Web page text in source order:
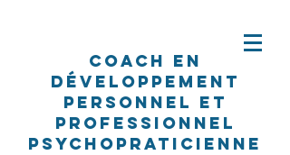
Coach en
développement
personnel et
professionnel
PSYCHOpraticienne